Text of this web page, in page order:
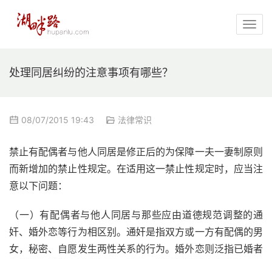
处理同居纠纷的注意事项有哪些？
08/07/2015 19:43 法律常识
禁止有配偶者与他人同居是修正后的为保障一夫一妻制原则
而新增加的禁止性规定。在适用这一禁止性规定时，应当注
意以下问题：
（一）有配偶者与他人同居与那些应由道德规范调整的通
奸、婚外恋等行为相区别。通奸是指双方或一方有配偶的男
女，秘密、自愿发生两性关系的行为。婚外恋则泛指已婚者